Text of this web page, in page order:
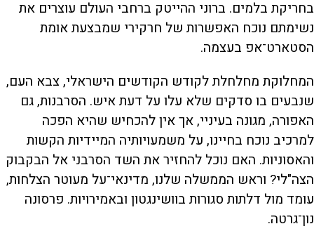
בחריקת בלמים. ברוני ההייטק ברחבי העולם עוצרים את
נשימתם נוכח האפשרות של חרקירי שמבצעת אומת
הסטארט־אפ בעצמה.
המחלוקת מחלחלת לקודש הקודשים הישראלי, צבא העם,
שנבעים בו סדקים שלא עלו על דעת איש. הסרבנות, גם
האפורה, מגונה בעיניי, אך אין להכחיש שהיא הפכה
למרכיב נוכח בחיינו, על משמעויותיה המיידיות הקשות
והאסוניות. האם נוכל להחזיר את השד הסרבני אל הבקבוק
הצה"לי? וראש הממשלה שלנו, מדינאי־על מעוטר הצלחות,
עומד מול דלתות סגורות בוושינגטון ובאמירויות. פרסונה
נון־גרטה.